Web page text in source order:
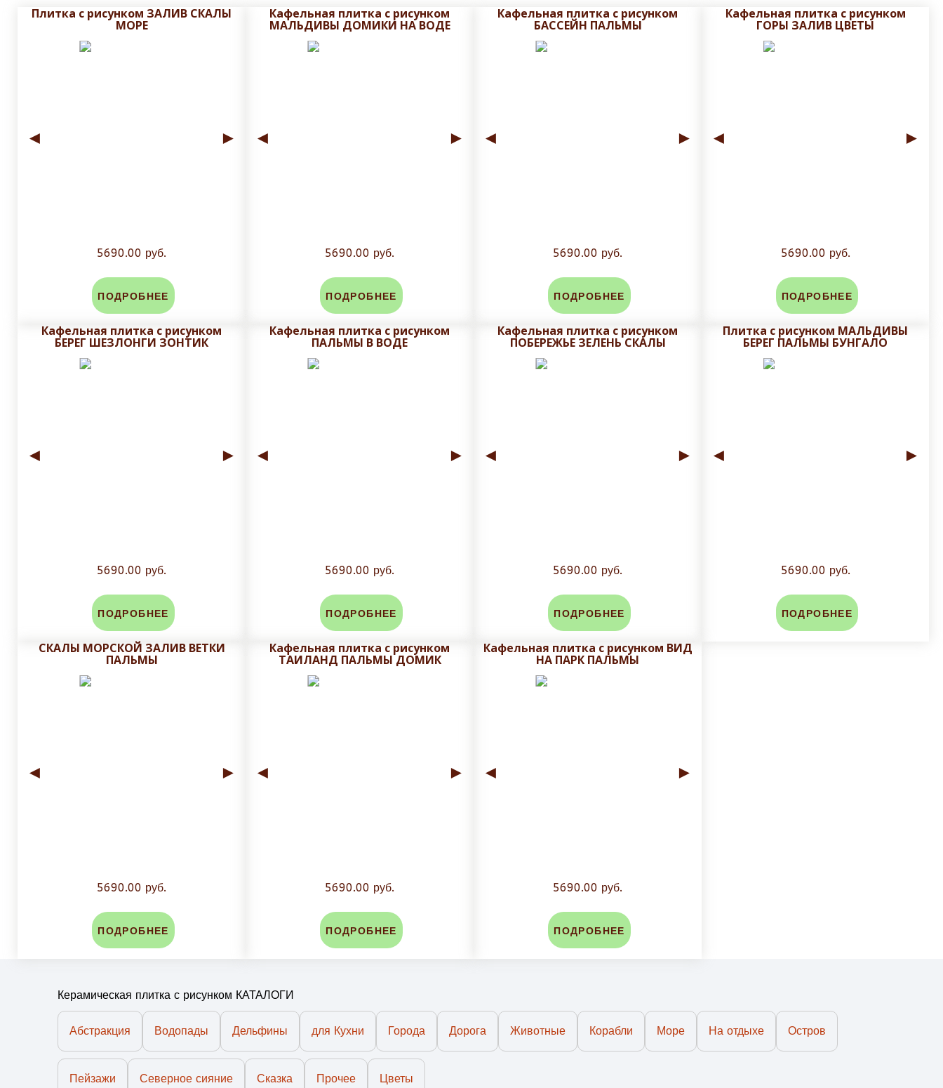
Плитка с рисунком ЗАЛИВ СКАЛЫ
МОРЕ
◄ ►
5690.00 руб.
ПОДРОБНЕЕ
Кафельная плитка с рисунком
МАЛЬДИВЫ ДОМИКИ НА ВОДЕ
◄ ►
5690.00 руб.
ПОДРОБНЕЕ
Кафельная плитка с рисунком
БАССЕЙН ПАЛЬМЫ
◄ ►
5690.00 руб.
ПОДРОБНЕЕ
Кафельная плитка с рисунком
ГОРЫ ЗАЛИВ ЦВЕТЫ
◄ ►
5690.00 руб.
ПОДРОБНЕЕ
Кафельная плитка с рисунком
БЕРЕГ ШЕЗЛОНГИ ЗОНТИК
◄ ►
5690.00 руб.
ПОДРОБНЕЕ
Кафельная плитка с рисунком
ПАЛЬМЫ В ВОДЕ
◄ ►
5690.00 руб.
ПОДРОБНЕЕ
Кафельная плитка с рисунком
ПОБЕРЕЖЬЕ ЗЕЛЕНЬ СКАЛЫ
◄ ►
5690.00 руб.
ПОДРОБНЕЕ
Плитка с рисунком МАЛЬДИВЫ
БЕРЕГ ПАЛЬМЫ БУНГАЛО
◄ ►
5690.00 руб.
ПОДРОБНЕЕ
СКАЛЫ МОРСКОЙ ЗАЛИВ ВЕТКИ
ПАЛЬМЫ
◄ ►
5690.00 руб.
ПОДРОБНЕЕ
Кафельная плитка с рисунком
ТАИЛАНД ПАЛЬМЫ ДОМИК
◄ ►
5690.00 руб.
ПОДРОБНЕЕ
Кафельная плитка с рисунком ВИД
НА ПАРК ПАЛЬМЫ
◄ ►
5690.00 руб.
ПОДРОБНЕЕ
Керамическая плитка с рисунком КАТАЛОГИ
Абстракция Водопады Дельфины для Кухни Города Дорога Животные Корабли Море На отдыхе Остров
Пейзажи Северное сияние Сказка Прочее Цветы